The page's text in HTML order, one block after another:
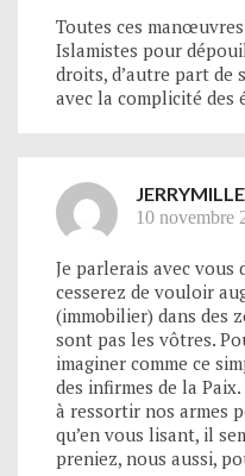
Toutes ces
Islamistes pour
droits, d’autre part de
avec la complicité des
10 novembre
Je parlerais avec
cesserez de vouloir
(immobilier) dans des
sont pas les vôtres.
imaginer comme ce
des infirmes de la
à ressortir nos armes
qu’en vous lisant, il
preniez, nous aussi,